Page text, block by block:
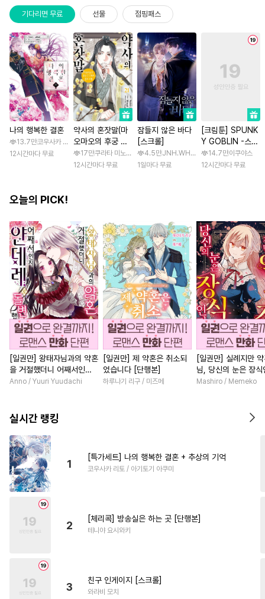
기다리면 무료 선물 점핑패스
나의 행복한 결혼
13.7만코우사카 리토 / 아기토기 아쿠미
12시간마다 무료
약사의 혼잣말(마
오마오의 후궁 수
수께끼 풀이수첩)
17만쿠라타 미노지 / 휴우가 나츠
12시간마다 무료
잠들지 않은 바다
[스크롤]
4.5만JNH.WH Studio / Lasso
1일마다 무료
[크림툰] SPUNK
Y GOBLIN -스펑
키 고블린- [스크
롤]
14.7만이쿠야스
12시간마다 무료
오늘의 PICK!
[일권만] 왕태자님과의 약혼
을 거절했더니 어째서인지
얀데레로 돌변했습니다 [단
Anno / Yuuri Yuudachi
[일권만] 제 약혼은 취소되
었습니다 [단행본]
하루나기 리구 / 미즈메
[일권만] 실례지만
님, 당신의 눈은 장식
요? [단행본]
Mashiro / Memeko
실시간 랭킹
1
[특가세트] 나의 행복한 결혼 + 추상의 기억
코우사카 리토 / 아기토기 아쿠미
2
[체리콕] 방송실은 하는 곳 [단행본]
테니야 요시와키
3
친구 인게이지 [스크롤]
와라비 모치